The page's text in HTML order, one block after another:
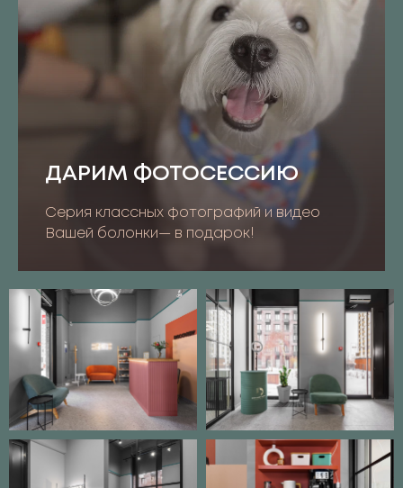
ДАРИМ ФОТОСЕССИЮ
Серия классных фотографий и видео
Вашей болонки— в подарок!